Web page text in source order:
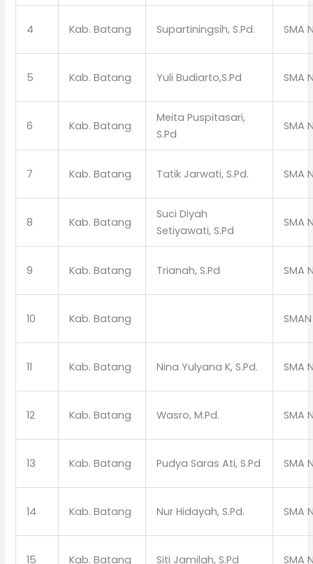
4 Kab. Batang Supartiningsih, S.Pd. SMA
5 Kab. Batang Yuli Budiarto,S.Pd SMA
6 Kab. Batang
Meita Puspitasari,
S.Pd
SMA
7 Kab. Batang Tatik Jarwati, S.Pd. SMA
8 Kab. Batang
Suci Diyah
Setiyawati, S.Pd
SMA
9 Kab. Batang Trianah, S.Pd SMA
10 Kab. Batang
11 Kab. Batang Nina Yulyana K, S.Pd. SMA
12 Kab. Batang Wasro, M.Pd. SMA
13 Kab. Batang Pudya Saras Ati, S.Pd SMA
14 Kab. Batang Nur Hidayah, S.Pd. SMA
15 Kab. Batang Siti Jamilah, S.Pd SMA